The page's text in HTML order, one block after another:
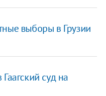
выборы в Грузии
суд на